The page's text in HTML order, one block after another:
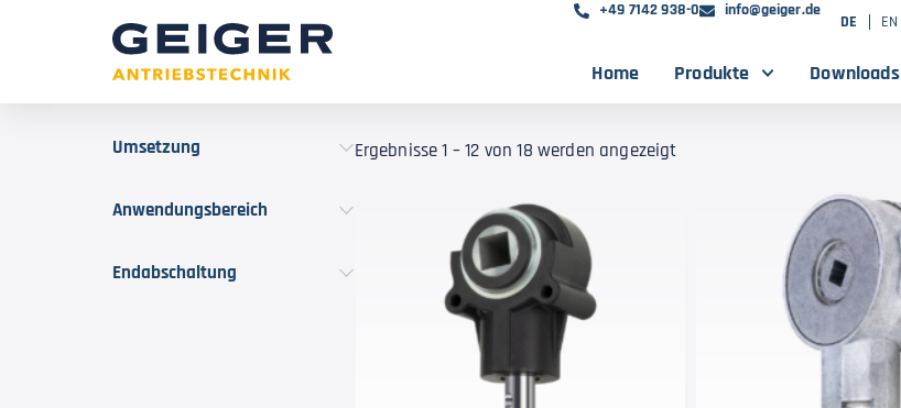
+49 7142 938-0 info@geiger.de
DE EN
Home Produkte Downloads
Umsetzung
Anwendungsbereich
Endabschaltung
Ergebnisse 1 – 12 von 18 werden angezeigt